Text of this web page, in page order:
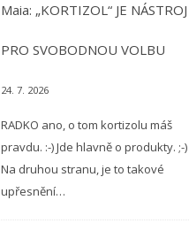
Maia: „KORTIZOL“ JE NÁSTROJ
PRO SVOBODNOU VOLBU
24. 7. 2026
RADKO ano, o tom kortizolu máš
pravdu. :-) Jde hlavně o produkty. ;-)
Na druhou stranu, je to takové
upřesnění…